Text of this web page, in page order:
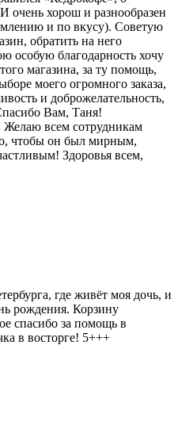
очень хорош и разнообразен
и по вкусу). Советую
обратить на него
особую благодарность хочу
магазина, за ту помощь,
моего огромного заказа,
и доброжелательность,
Вам, Таня!
всем сотрудникам
чтобы он был мирным,
Здоровья всем,
где живёт моя дочь, и
рождения. Корзину
спасибо за помощь в
в восторге! 5+++